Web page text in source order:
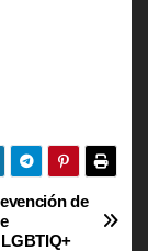
de